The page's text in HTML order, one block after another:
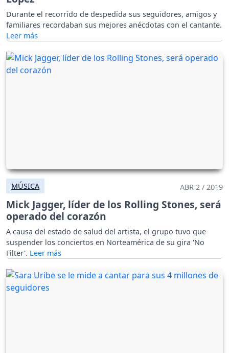
Durante el recorrido de despedida sus seguidores, amigos y
familiares recordaban sus mejores anécdotas con el cantante.
MÚSICA ABR 2 / 2019
Mick Jagger, líder de los Rolling Stones, será
operado del corazón
A causa del estado de salud del artista, el grupo tuvo que
suspender los conciertos en Norteamérica de su gira 'No
Filter'.